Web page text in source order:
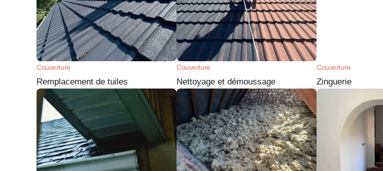
Couverture
Remplacement de tuiles
Couverture
Nettoyage et démoussage
Couverture
Zinguerie